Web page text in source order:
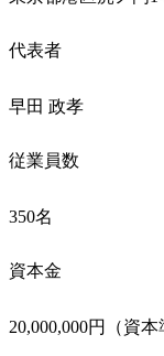
代表者
早田 政孝
従業員数
350名
資本金
20,000,000円（資本